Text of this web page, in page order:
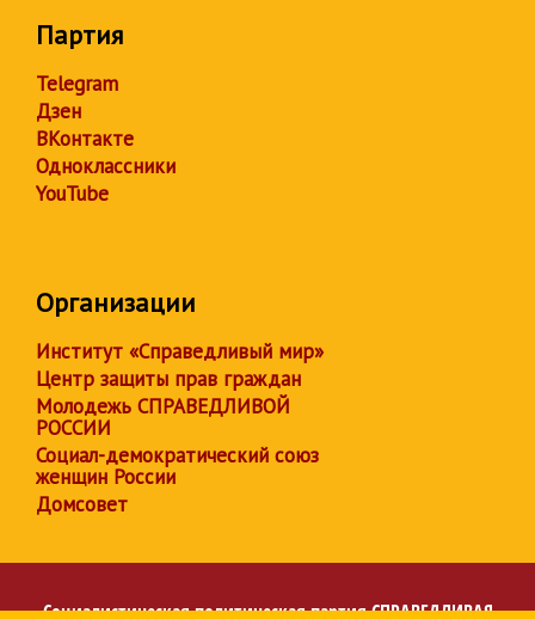
Партия
Telegram
Дзен
ВКонтакте
Одноклассники
YouTube
Организации
Институт «Справедливый мир»
Центр защиты прав граждан
Молодежь СПРАВЕДЛИВОЙ
РОССИИ
Социал-демократический союз
женщин России
Домсовет
Социалистическая политическая партияСПРАВЕДЛИВАЯ